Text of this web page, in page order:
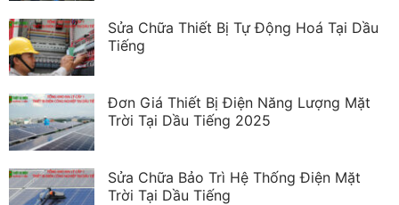
Sửa Chữa Thiết Bị Tự Động Hoá Tại Dầu
Tiếng
Đơn Giá Thiết Bị Điện Năng Lượng Mặt
Trời Tại Dầu Tiếng 2025
Sửa Chữa Bảo Trì Hệ Thống Điện Mặt
Trời Tại Dầu Tiếng